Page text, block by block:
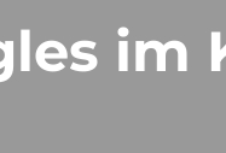
im